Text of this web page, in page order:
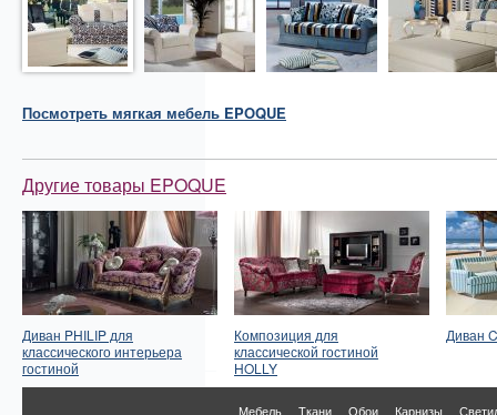
Посмотреть мягкая мебель EPOQUE
Другие товары EPOQUE
Диван PHILIP для
классического интерьера
гостиной
Композиция для
классической гостиной
HOLLY
Диван
Мебель Ткани Обои Карнизы